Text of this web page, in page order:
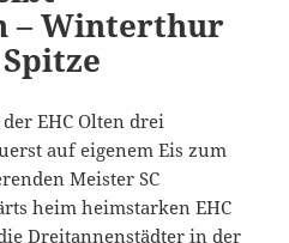
– Winterthur
EHC Olten drei
auf eigenem Eis zum
Meister SC
heim heimstarken EHC
Dreitannenstädter in der